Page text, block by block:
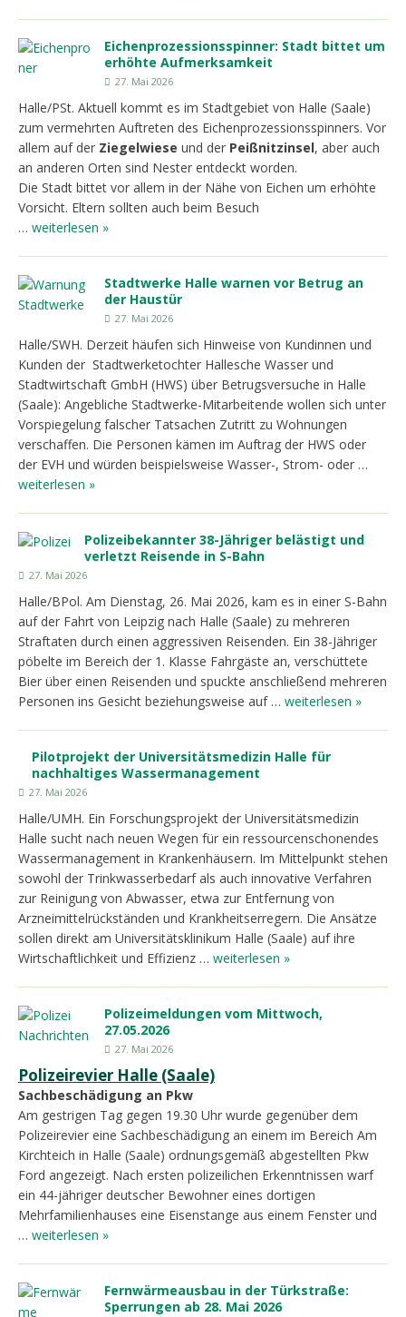
Eichenprozessionsspinner: Stadt bittet um
erhöhte Aufmerksamkeit
27. Mai 2026
Halle/PSt. Aktuell kommt es im Stadtgebiet von Halle (Saale)
zum vermehrten Auftreten des Eichenprozessionsspinners. Vor
allem auf der Ziegelwiese und der Peißnitzinsel, aber auch
an anderen Orten sind Nester entdeckt worden.
Die Stadt bittet vor allem in der Nähe von Eichen um erhöhte
Vorsicht. Eltern sollten auch beim Besuch
… weiterlesen »
Stadtwerke Halle warnen vor Betrug an
der Haustür
27. Mai 2026
Halle/SWH. Derzeit häufen sich Hinweise von Kundinnen und
Kunden der Stadtwerketochter Hallesche Wasser und
Stadtwirtschaft GmbH (HWS) über Betrugsversuche in Halle
(Saale): Angebliche Stadtwerke-Mitarbeitende wollen sich unter
Vorspiegelung falscher Tatsachen Zutritt zu Wohnungen
verschaffen. Die Personen kämen im Auftrag der HWS oder
der EVH und würden beispielsweise Wasser-, Strom- oder …
weiterlesen »
Polizeibekannter 38-Jähriger belästigt und
verletzt Reisende in S-Bahn
27. Mai 2026
Halle/BPol. Am Dienstag, 26. Mai 2026, kam es in einer S-Bahn
auf der Fahrt von Leipzig nach Halle (Saale) zu mehreren
Straftaten durch einen aggressiven Reisenden. Ein 38-Jähriger
pöbelte im Bereich der 1. Klasse Fahrgäste an, verschüttete
Bier über einen Reisenden und spuckte anschließend mehreren
Personen ins Gesicht beziehungsweise auf … weiterlesen »
Pilotprojekt der Universitätsmedizin Halle für
nachhaltiges Wassermanagement
27. Mai 2026
Halle/UMH. Ein Forschungsprojekt der Universitätsmedizin
Halle sucht nach neuen Wegen für ein ressourcenschonendes
Wassermanagement in Krankenhäusern. Im Mittelpunkt stehen
sowohl der Trinkwasserbedarf als auch innovative Verfahren
zur Reinigung von Abwasser, etwa zur Entfernung von
Arzneimittelrückständen und Krankheitserregern. Die Ansätze
sollen direkt am Universitätsklinikum Halle (Saale) auf ihre
Wirtschaftlichkeit und Effizienz … weiterlesen »
Polizeimeldungen vom Mittwoch,
27.05.2026
27. Mai 2026
Polizeirevier Halle (Saale)
Sachbeschädigung an Pkw
Am gestrigen Tag gegen 19.30 Uhr wurde gegenüber dem
Polizeirevier eine Sachbeschädigung an einem im Bereich Am
Kirchteich in Halle (Saale) ordnungsgemäß abgestellten Pkw
Ford angezeigt. Nach ersten polizeilichen Erkenntnissen warf
ein 44-jähriger deutscher Bewohner eines dortigen
Mehrfamilienhauses eine Eisenstange aus einem Fenster und
… weiterlesen »
Fernwärmeausbau in der Türkstraße:
Sperrungen ab 28. Mai 2026